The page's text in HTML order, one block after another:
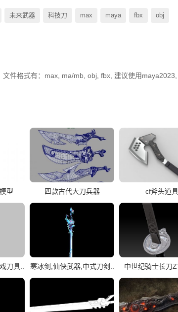
未来武器 科技刀 max maya fbx obj
件格式有：max, ma/mb, obj, fbx, 建议使用maya2023,
型 四款古代大刀兵器 cf斧头道具
刀具.. 寒冰剑,仙侠武器,中式刀剑.. 中世纪骑士长刀